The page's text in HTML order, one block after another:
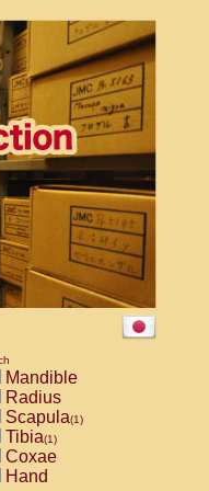
Mandible
Radius
Scapula(1)
Tibia(1)
Coxae
Hand